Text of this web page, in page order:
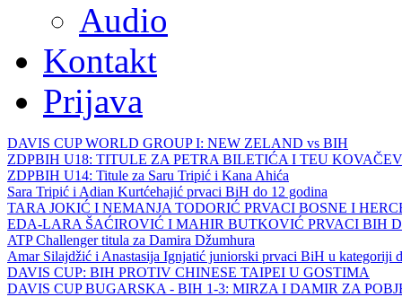
Audio
Kontakt
Prijava
DAVIS CUP WORLD GROUP I: NEW ZELAND vs BIH
ZDPBIH U18: TITULE ZA PETRA BILETIĆA I TEU
ZDPBIH U14: Titule za Saru Tripić i Kana Ahića
Sara Tripić i Adian Kurtćehajić prvaci BiH do 12 godina
TARA JOKIĆ I NEMANJA TODORIĆ PRVACI BOSNE I
EDA-LARA ŠAĆIROVIĆ I MAHIR BUTKOVIĆ PRVACI BIH
ATP Challenger titula za Damira Džumhura
Amar Silajdžić i Anastasija Ignjatić juniorski prvaci BiH u kategoriji
DAVIS CUP: BIH PROTIV CHINESE TAIPEI U GOSTIMA
DAVIS CUP BUGARSKA - BIH 1-3: MIRZA I DAMIR ZA